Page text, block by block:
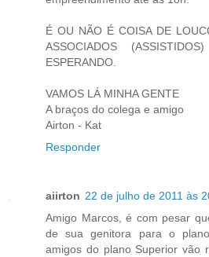
É OU NÃO É COISA DE
ASSOCIADOS
ESPERANDO.
VAMOS LÁ MINHA GENTE
A braços do colega e amigo
Airton - Kat
Responder
aiirton 22 de julho de 2011 às
Amigo Marcos, é com pesar
de sua genitora para o
amigos do plano Superior vão